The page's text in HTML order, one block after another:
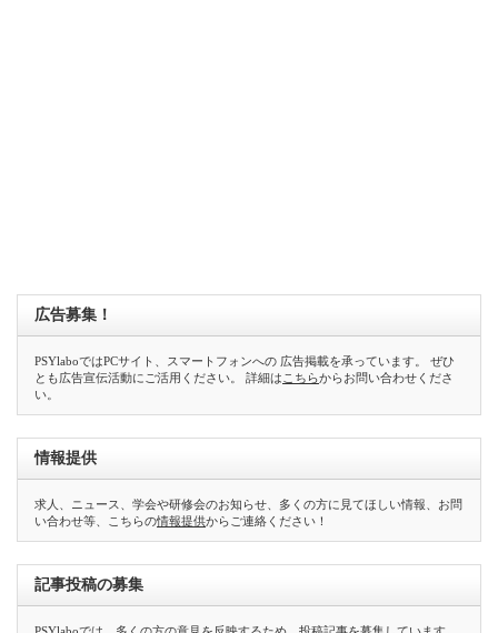
広告募集！
PSYlaboではPCサイト、スマートフォンへの 広告掲載を承っています。 ぜひ
とも広告宣伝活動にご活用ください。 詳細は こちらからお問い合わせくださ
い。
情報提供
求人、ニュース、学会や研修会のお知らせ、多くの方に見てほしい情報、お問
い合わせ等、こちらの情報提供からご連絡ください！
記事投稿の募集